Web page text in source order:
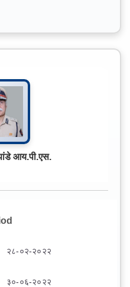
आय.पी.एस.
२८-०२-२०२२
३०-०६-२०२२